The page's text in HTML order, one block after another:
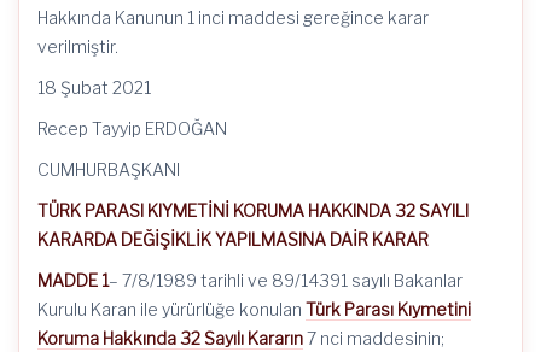
Hakkında Kanunun 1 inci maddesi gereğince karar
verilmiştir.
18 Şubat 2021
Recep Tayyip ERDOĞAN
CUMHURBAŞKANI
TÜRK PARASI KIYMETİNİ KORUMA HAKKINDA 32 SAYILI
KARARDA DEĞİŞİKLİK YAPILMASINA DAİR KARAR
MADDE 1– 7/8/1989 tarihli ve 89/14391 sayılı Bakanlar
Kurulu Karan ile yürürlüğe konulan Türk Parası Kıymetini
Koruma Hakkında 32 Sayılı Kararın7 nci maddesinin;